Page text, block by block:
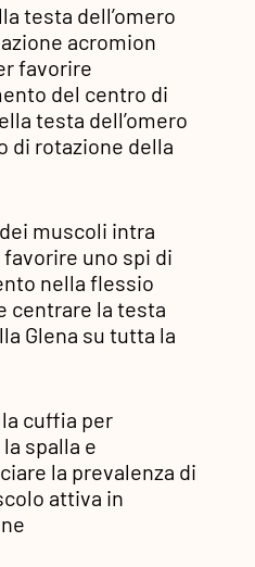
testa dell’omero
acromion
favorire
del centro di
testa dell’omero
di rotazione della
muscoli intra
uno spi di
nella flessio
centrare la testa
Glena su tutta la
cuffia per
spalla e
la prevalenza di
attiva in